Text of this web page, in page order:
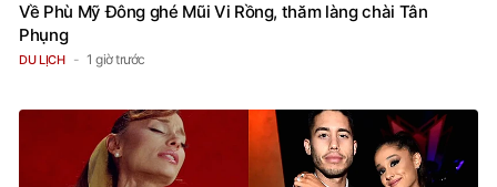
Về Phù Mỹ Đông ghé Mũi Vi Rồng, thăm làng chài Tân
Phụng
DU LỊCH 1 giờ trước